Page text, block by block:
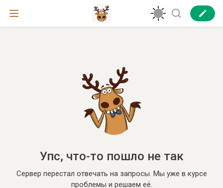
Упс, что-то пошло не так
Сервер перестал отвечать на запросы. Мы уже в курсе
проблемы и решаем её.